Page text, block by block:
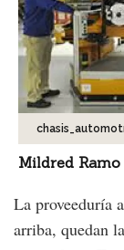
Mildred
La proveeduría
arriba, quedan